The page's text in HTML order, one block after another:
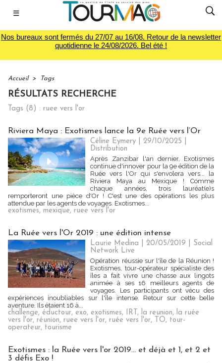
☰
Nos bureaux sont fermés du 27/07 au 16/08. Retour de la newsletter
quotidienne le 24/08/2026. Bel été !
Accueil > Tags
RÉSULTATS RECHERCHE
Tags (8) : ruee vers l'or
Riviera Maya : Exotismes lance la 9e Ruée vers l’Or
Céline Eymery | 29/10/2025
Distribution
Après Zanzibar l'an dernier, Exotismes
continue d'innover pour la 9e édition de la
Ruée vers l'Or qui s'envolera vers... la
Riviera Maya au Mexique ! Comme
chaque années, trois lauréat(e)s
remporteront une pièce d'Or ! C'est une des opérations les plus
attendue par les agents de voyages. Exotismes...
exotismes, mexique, ruee vers l'or
La Ruée vers l'Or 2019 : une édition intense
Laurie Medina | 20/05/2019
Social
Network Live
Opération réussie sur l'île de la Réunion !
Exotismes, tour-opérateur spécialiste des
îles a fait vivre une chasse aux lingots
animée à ses 16 meilleurs agents de
voyages. Les participants ont vécu des
expériences inoubliables sur l'île intense. Retour sur cette belle
aventure. Ils étaient 16 à...
challenge, éductour, exo, exotismes, IRT , la reunion, la ruée
vers l'or, réunion, ruee vers l'or, ruée vers l'or, TO, tour-
operateur, tourisme
Exotismes : la Ruée vers l'or 2019... et déjà et 1, et 2 et
3 défis Exo !